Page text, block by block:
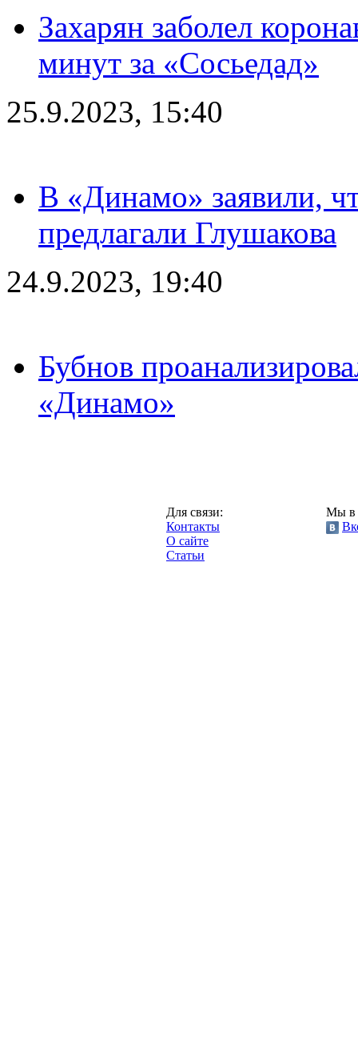
Захарян заболел
минут за «Сосьедад»
25.9.2023, 15:40
В «Динамо» заявили,
предлагали Глушакова
24.9.2023, 19:40
Бубнов
«Динамо»
Для связи:
Контакты
О сайте
Статьи
Мы в